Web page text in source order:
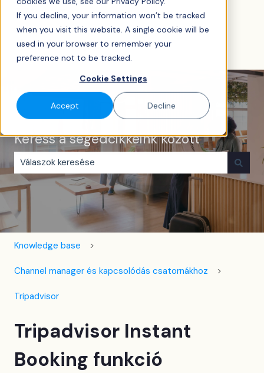
If you decline, your information won’t be tracked
when you visit this website. A single cookie will be
used in your browser to remember your
preference not to be tracked.
Cookie Settings
Accept Decline
MagyarAlmenü megjelenítése fordításokhoz
Keress a segédcikkeink között
Nincs javaslat, mert üres a keresőmező.
Knowledge base
Channel manager és kapcsolódás csatornákhoz
Tripadvisor
Tripadvisor Instant
Booking funkció